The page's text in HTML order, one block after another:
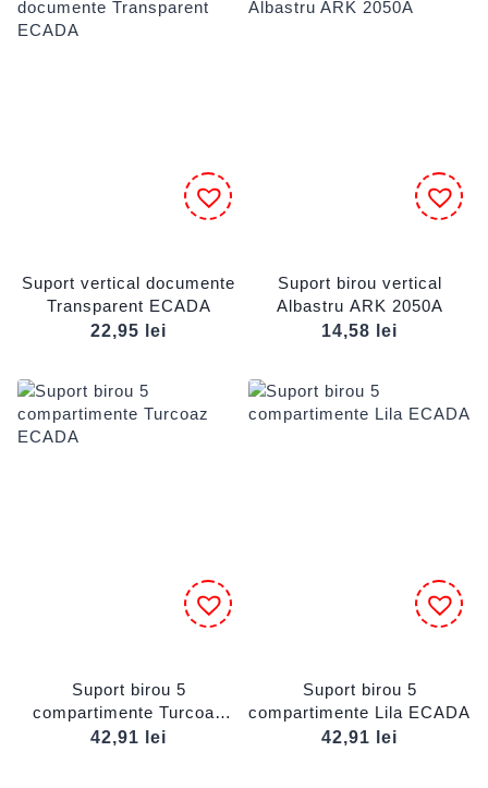
Suport vertical documente
Transparent ECADA
22,95
lei
Suport birou vertical
Albastru ARK 2050A
14,58
lei
Suport birou 5
compartimente Turcoaz
ECADA
42,91 lei
Suport birou 5
compartimente Lila ECADA
42,91
lei